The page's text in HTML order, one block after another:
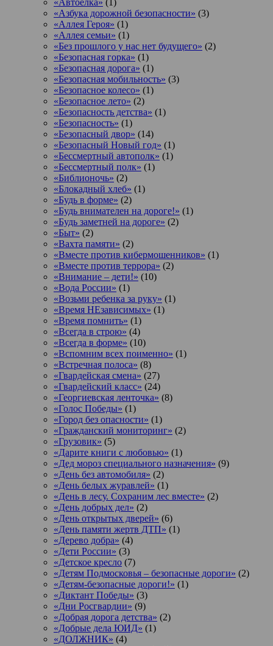
«Автоёлка» (1)
«Азбука дорожной безопасности» (3)
«Аллея Героя» (1)
«Аллея семьи» (1)
«Без прошлого у нас нет будущего» (2)
«Безопасная горка» (1)
«Безопасная дорога» (1)
«Безопасная мобильность» (3)
«Безопасное колесо» (1)
«Безопасное лето» (2)
«Безопасность детства» (1)
«Безопасность» (1)
«Безопасный двор» (14)
«Безопасный Новый год» (1)
«Бессмертный автополк» (1)
«Бессмертный полк» (1)
«Библионочь» (2)
«Блокадный хлеб» (1)
«Будь в форме» (2)
«Будь внимателен на дороге!» (1)
«Будь заметней на дороге» (2)
«Быт» (2)
«Вахта памяти» (2)
«Вместе против кибермошенников» (1)
«Вместе против террора» (2)
«Внимание – дети!» (10)
«Вода России» (1)
«Возьми ребенка за руку» (1)
«Время НЕзависимых» (1)
«Время помнить» (1)
«Всегда в строю» (4)
«Всегда в форме» (10)
«Вспомним всех поименно» (1)
«Встречная полоса» (8)
«Гвардейская смена» (27)
«Гвардейский класс» (24)
«Георгиевская ленточка» (8)
«Голос Победы» (1)
«Город без опасности» (1)
«Гражданский мониторинг» (2)
«Грузовик» (5)
«Дарите книги с любовью» (1)
«Дед мороз специального назначения» (9)
«День без автомобиля» (2)
«День белых журавлей» (1)
«День в лесу. Сохраним лес вместе» (2)
«День добрых дел» (2)
«День открытых дверей» (6)
«День памяти жертв ДТП» (1)
«Дерево добра» (4)
«Дети России» (3)
«Детское кресло (7)
«Детям Подмосковья – безопасные дороги» (2)
«Детям-безопасные дороги!» (1)
«Диктант Победы» (3)
«Дни Росгвардии» (9)
«Добрая дорога детства» (2)
«Добрые дела ЮИД» (1)
«ДОЛЖНИК» (4)